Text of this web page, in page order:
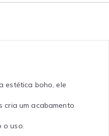
estética boho, ele
cria um acabamento
uso.